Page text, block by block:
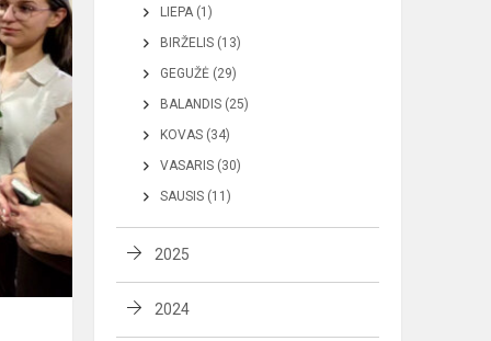
LIEPA (1)
BIRŽELIS (13)
GEGUŽĖ (29)
BALANDIS (25)
KOVAS (34)
VASARIS (30)
SAUSIS (11)
2025
2024